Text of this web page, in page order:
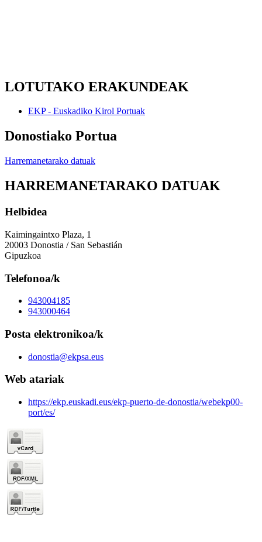
LOTUTAKO ERAKUNDEAK
EKP - Euskadiko Kirol Portuak
Donostiako Portua
Harremanetarako datuak
HARREMANETARAKO DATUAK
Helbidea
Kaimingaintxo Plaza, 1
20003 Donostia / San Sebastián
Gipuzkoa
Telefonoa/k
943004185
943000464
Posta elektronikoa/k
donostia@ekpsa.eus
Web atariak
https://ekp.euskadi.eus/ekp-puerto-de-donostia/webekp00-
port/es/